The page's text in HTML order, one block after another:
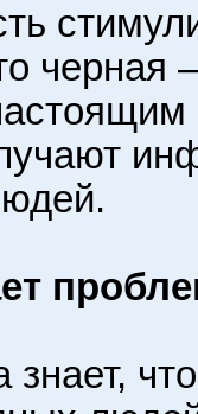
черная
знает,